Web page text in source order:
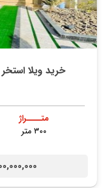
خرید ویلا
متــــراژ
۳۰۰ متر
1,200,000,000